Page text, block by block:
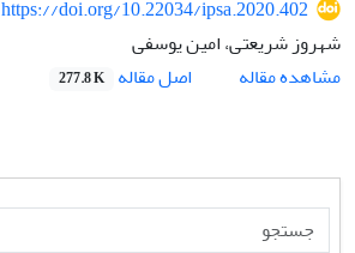
https://doi.org/10.22034/ipsa.2020.402
شهروز شریعتی، امین یوسفی
مشاهده مقاله
اصل مقاله 277.8 K